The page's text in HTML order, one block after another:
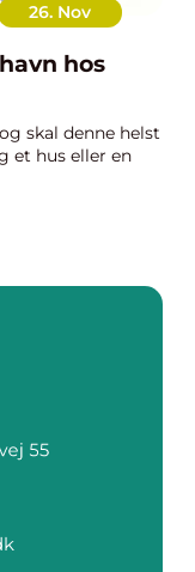
26. Nov
hos
skal denne helst
et hus eller en